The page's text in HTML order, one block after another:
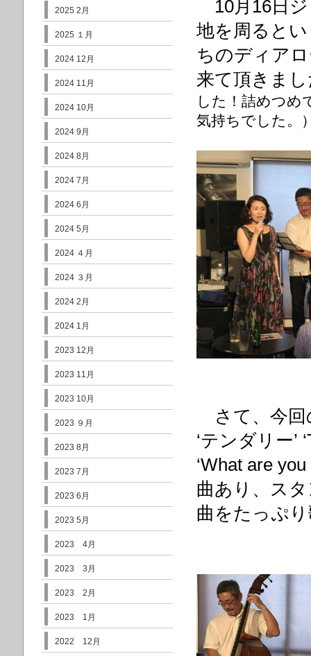
10月16日ジ
地を周ると
ちのディア
来て頂きま
した！詰めつめ
気持ちでした。
さて、今回
‘テンダリー’
‘What are
曲あり、ス
曲をたっぷ
2025 2月
2025 １月
2024 12月
2024 11月
2024 10月
2024 9月
2024 8月
2024 7月
2024 6月
2024 5月
2024 ４月
2024 ３月
2024 2月
2024 1月
2023 12月
2023 11月
2023 10月
2023 ９月
2023 8月
2023 7月
2023 6月
2023 5月
2023 4月
2023 3月
2023 2月
2023 1月
2022 12月